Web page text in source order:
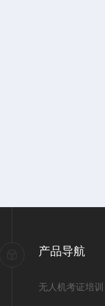
产品导航
无人机考证培训